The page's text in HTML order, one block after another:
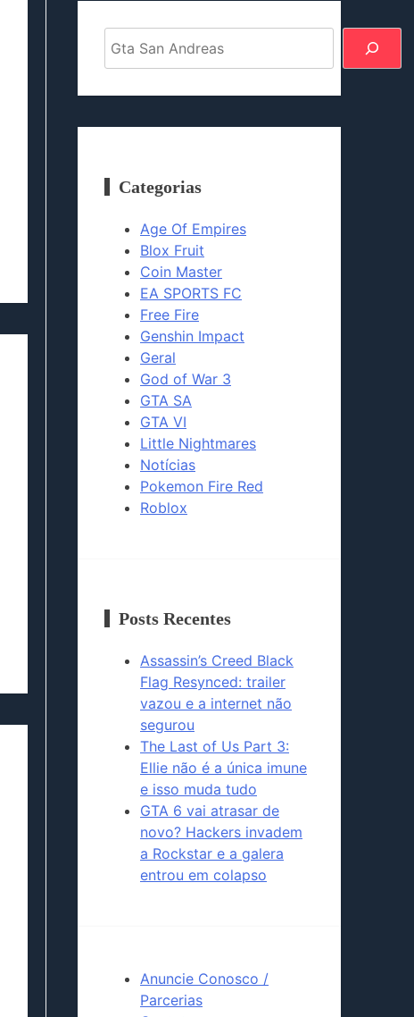
Categorias
Age Of Empires
Blox Fruit
Coin Master
EA SPORTS FC
Free Fire
Genshin Impact
Geral
God of War 3
GTA SA
GTA VI
Little Nightmares
Notícias
Pokemon Fire Red
Roblox
Posts Recentes
Assassin’s Creed Black
Flag Resynced: trailer
vazou e a internet não
segurou
The Last of Us Part 3:
Ellie não é a única imune
e isso muda tudo
GTA 6 vai atrasar de
novo? Hackers invadem
a Rockstar e a galera
entrou em colapso
Anuncie Conosco /
Parcerias